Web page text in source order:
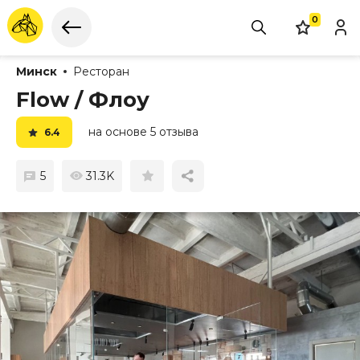
0
Минск Ресторан
Flow / Флоу
6.4 на основе 5 отзыва
5 31.3K